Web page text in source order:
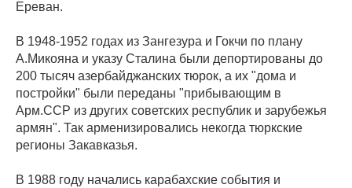
Ереван.
В 1948-1952 годах из Зангезура и Гокчи по плану
А.Микояна и указу Сталина были депортированы до
200 тысяч азербайджанских тюрок, а их "дома и
постройки" были переданы "прибывающим в
Арм.ССР из других советских республик и зарубежья
армян". Так арменизировались некогда тюркские
регионы Закавказья.
В 1988 году начались карабахские события и